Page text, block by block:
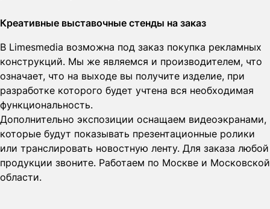
Креативные выставочные стенды на заказ
В Limesmedia возможна под заказ покупка рекламных
конструкций. Мы же являемся и производителем, что
означает, что на выходе вы получите изделие, при
разработке которого будет учтена вся необходимая
функциональность.
Дополнительно экспозиции оснащаем видеоэкранами,
которые будут показывать презентационные ролики
или транслировать новостную ленту. Для заказа любой
продукции звоните. Работаем по Москве и Московской
области.